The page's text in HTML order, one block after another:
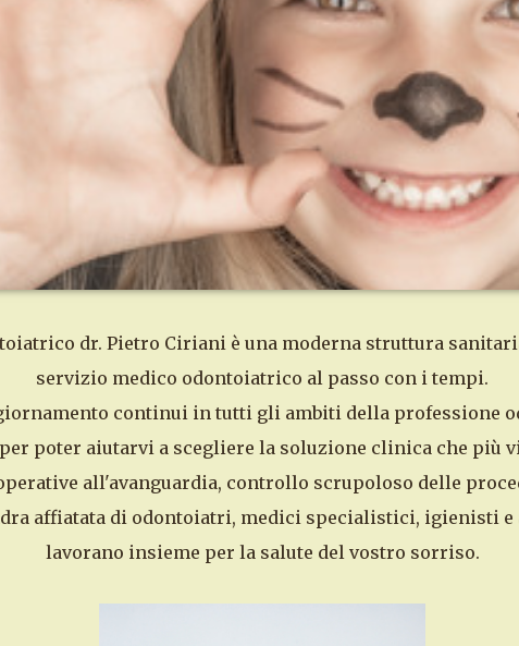
dr. Pietro Ciriani è una moderna struttura
servizio medico odontoiatrico al passo con i tempi.
continui in tutti gli ambiti della professione
poter aiutarvi a scegliere la soluzione clinica che più
all'avanguardia, controllo scrupoloso delle
affiatata di odontoiatri, medici specialistici, igienisti
lavorano insieme per la salute del vostro sorriso.